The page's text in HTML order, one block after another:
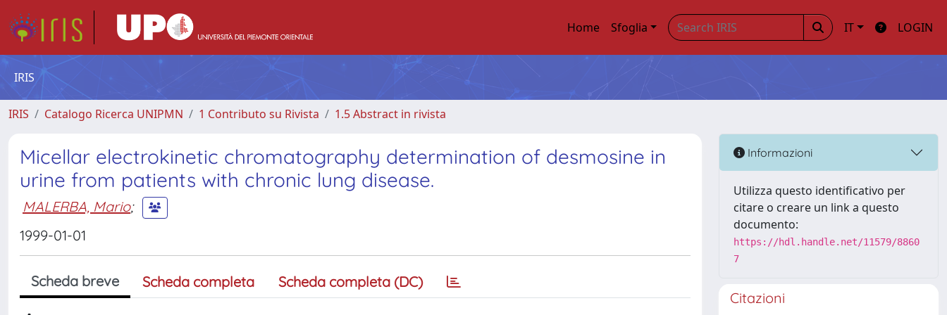
Home Sfoglia IT LOGIN
IRIS
IRIS Catalogo Ricerca UNIPMN 1 Contributo su Rivista 1.5 Abstract in rivista
Micellar electrokinetic chromatography determination of desmosine in
urine from patients with chronic lung disease.
MALERBA, Mario;
1999-01-01
Scheda breve Scheda completa Scheda completa (DC)
Informazioni
Utilizza questo identificativo per
citare o creare un link a questo
documento:
https://hdl.handle.net/11579/8860
7
Citazioni